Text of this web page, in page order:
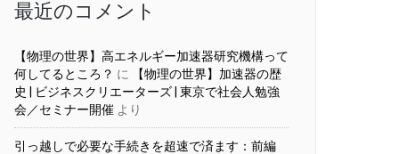
最近のコメント
【物理の世界】高エネルギー加速器研究機構って
何してるところ？ に
【物理の世界】加速器の歴
史 | ビジネスクリエーターズ | 東京で社会人勉強
会／セミナー開催 より
引っ越しで必要な手続きを超速で済ます：前編